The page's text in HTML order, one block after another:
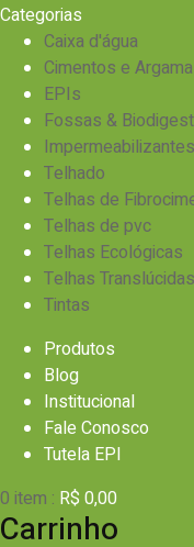
Categorias
Caixa d'água
Cimentos e
EPIs
Fossas &
Telhado
Telhas de
Telhas de pvc
Telhas Ecológicas
Telhas Translúcidas
Tintas
Skip
content
Produtos
Blog
Institucional
Fale Conosco
Tutela EPI
0 item : R$ 0,00
Carrinho